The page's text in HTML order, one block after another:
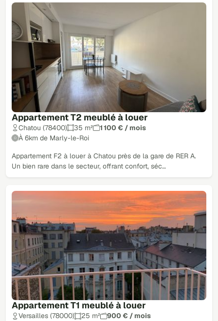
Appartement T2 meublé à louer
Chatou (78400) 35 m²
1 100 € / mois
À 6km de Marly-le-Roi
Appartement F2 à louer à Chatou près de la gare de RER A.
Un bien rare dans le secteur, offrant confort, séc…
Appartement T1 meublé à louer
Versailles (78000) 25 m²
900 € / mois